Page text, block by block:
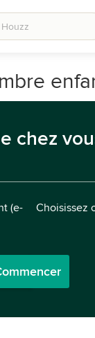
chez
(e-
Choisissez